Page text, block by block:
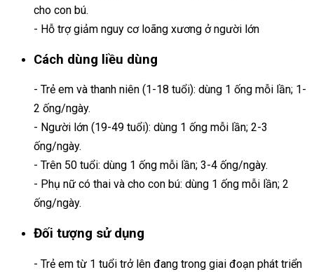
cho con bú.
- Hỗ trợ giảm nguy cơ loãng xương ở người lớn
Cách dùng liều dùng
- Trẻ em và thanh niên (1-18 tuổi): dùng 1 ống mỗi lần; 1-
2 ống/ngày.
- Người lớn (19-49 tuổi): dùng 1 ống mỗi lần; 2-3
ống/ngày.
- Trên 50 tuổi: dùng 1 ống mỗi lần; 3-4 ống/ngày.
- Phụ nữ có thai và cho con bú: dùng 1 ống mỗi lần; 2
ống/ngày.
Đối tượng sử dụng
- Trẻ em từ 1 tuổi trở lên đang trong giai đoạn phát triển